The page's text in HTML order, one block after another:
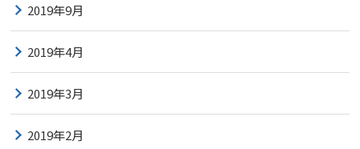
2019年9月
2019年4月
2019年3月
2019年2月